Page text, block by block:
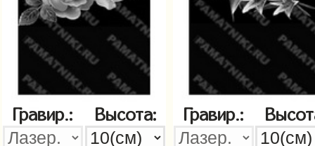
Гравир.: Высота: Гравир.: